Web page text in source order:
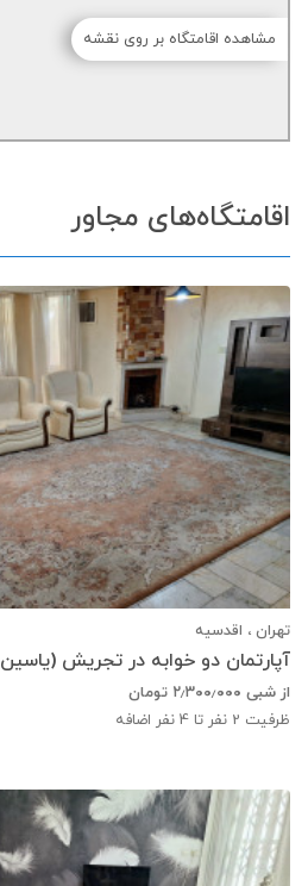
مشاهده اقامتگاه بر روی نقشه
اقامتگاه‌های مجاور
تهران ، اقدسیه
آپارتمان دو خوابه در تجریش (یاسین 1)
از شبی ۲٫۳۰۰٫۰۰۰ تومان
ظرفیت 2 نفر تا 4 نفر اضافه